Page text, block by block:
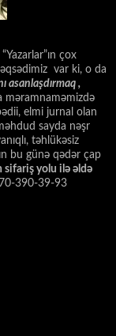
çox
var ki, o da
asanlaşdırmaq ,
məramnaməmizdə
elmi jurnal olan
sayda nəşr
təhlükəsiz
bu günə qədər çap
sifariş yolu ilə əldə
390-39-93